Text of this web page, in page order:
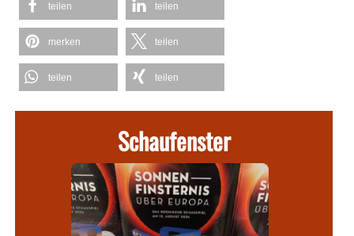
teilen teilen
merken teilen
teilen teilen
Schaufenster